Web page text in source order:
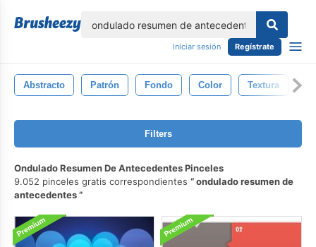
Iniciar sesión Regístrate
Abstracto Patrón Fondo Color Textura
Filters
Ondulado Resumen De Antecedentes Pinceles
9.052 pinceles gratis correspondientes
ondulado resumen de
antecedentes